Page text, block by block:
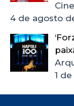
4 de agosto
1